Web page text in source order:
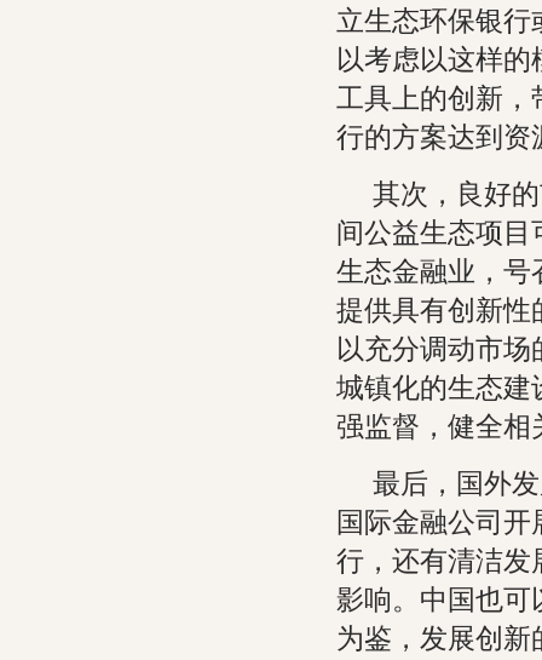
立生态环保银行
以考虑以这样
工具上的创新，
行的方案达到资
其次，良好
间公益生态项目
生态金融业，号
提供具有创新性
以充分调动市
城镇化的生态建
强监督，健全相
最后，国外
国际金融公司
行，还有清洁发
影响。中国也可
为鉴，发展创